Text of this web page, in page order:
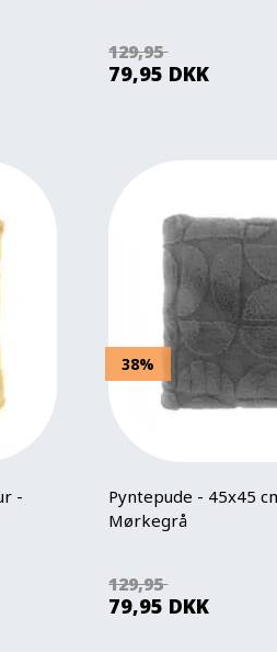
129,95
79,95 DKK
-
38%
Pyntepude - 45x45
Mørkegrå
129,95
79,95 DKK